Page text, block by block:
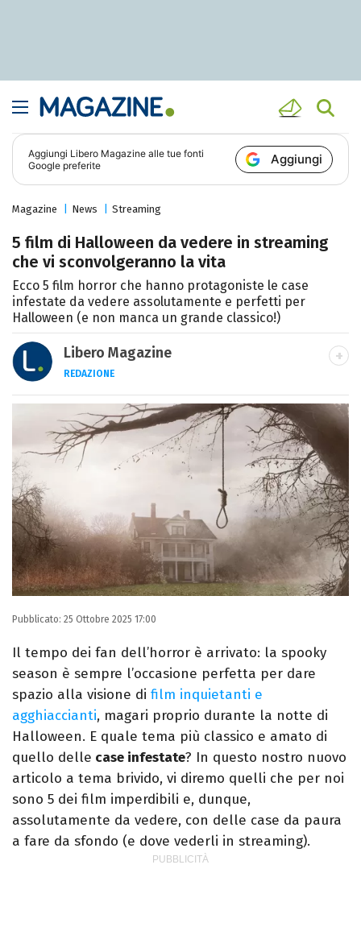
Aggiungi Libero Magazine alle tue fonti
Google preferite
Aggiungi
Magazine News Streaming
5 film di Halloween da vedere in streaming
che vi sconvolgeranno la vita
Ecco 5 film horror che hanno protagoniste le case
infestate da vedere assolutamente e perfetti per
Halloween (e non manca un grande classico!)
Libero Magazine
REDAZIONE
E-MAIL
INSTAGRAM FACEBOOK
Libero Magazine è il canale del portale
Libero.it dedicato al mondo della
televisione, dello spettacolo e del gossip.
Pubblicato: 25 Ottobre 2025 17:00
Il tempo dei fan dell’horror è arrivato: la spooky
season è sempre l’occasione perfetta per dare
spazio alla visione di film inquietanti e
agghiaccianti, magari proprio durante la notte di
Halloween. E quale tema più classico e amato di
quello delle case infestate? In questo nostro nuovo
articolo a tema brivido, vi diremo quelli che per noi
sono 5 dei film imperdibili e, dunque,
assolutamente da vedere, con delle case da paura
a fare da sfondo (e dove vederli in streaming).